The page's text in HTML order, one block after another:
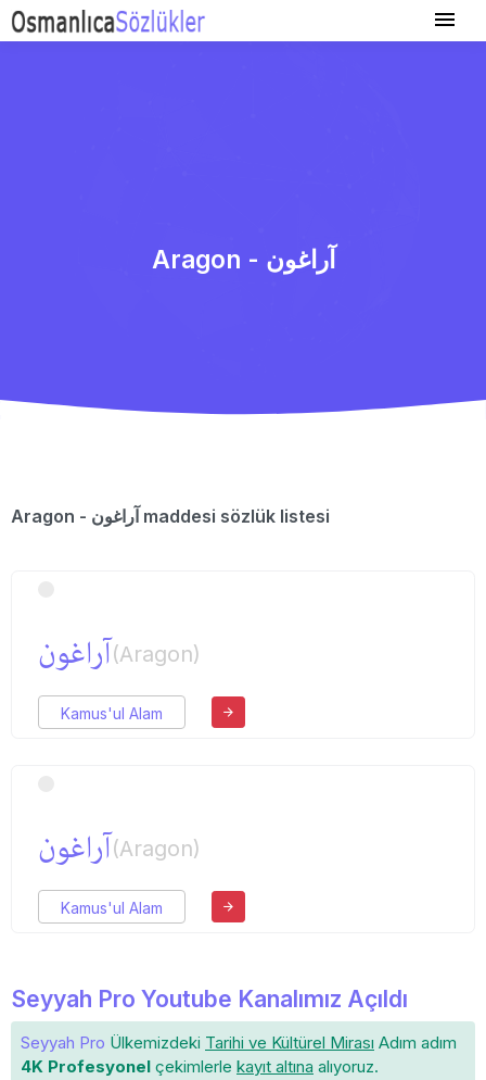
Aragon - آراغون
Aragon - آراغون maddesi sözlük listesi
آراغون(Aragon)
Kamus'ul Alam
آراغون(Aragon)
Kamus'ul Alam
Seyyah Pro Youtube Kanalımız Açıldı
Seyyah Pro Ülkemizdeki Tarihi ve Kültürel Mirası Adım adım
4K Profesyonel çekimlerle kayıt altına alıyoruz.